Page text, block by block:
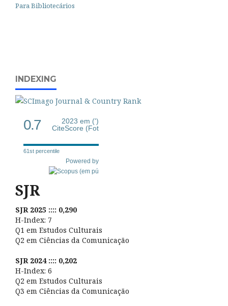
Para Bibliotecários
INDEXING
0.7
2023 em (')
CiteScore (Fot
61st percentile
Powered by
SJR
SJR 2025 :::: 0,290
H-Index: 7
Q1 em Estudos Culturais
Q2 em Ciências da Comunicação
SJR 2024 :::: 0,202
H-Index: 6
Q2 em Estudos Culturais
Q3 em Ciências da Comunicação